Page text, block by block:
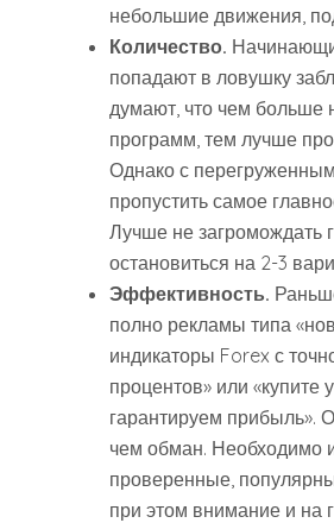
небольшие движения,
Количество.
попадают в ловушку
думают, что чем больше
программ, тем лучше
Однако с
пропустить самое
Лучше не загромождать
остановиться на 2-3
Эффективность.
полно рекламы типа
индикаторы Forex с
процентов» или «купите
гарантируем прибыль».
чем обман. Необходимо
проверенные,
при этом внимание и